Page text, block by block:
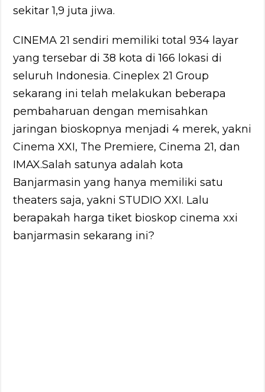
sekitar 1,9 juta jiwa.
CINEMA 21 sendiri memiliki total 934 layar
yang tersebar di 38 kota di 166 lokasi di
seluruh Indonesia. Cineplex 21 Group
sekarang ini telah melakukan beberapa
pembaharuan dengan memisahkan
jaringan bioskopnya menjadi 4 merek, yakni
Cinema XXI, The Premiere, Cinema 21, dan
IMAX.Salah satunya adalah kota
Banjarmasin yang hanya memiliki satu
theaters saja, yakni STUDIO XXI. Lalu
berapakah harga tiket bioskop cinema xxi
banjarmasin sekarang ini?